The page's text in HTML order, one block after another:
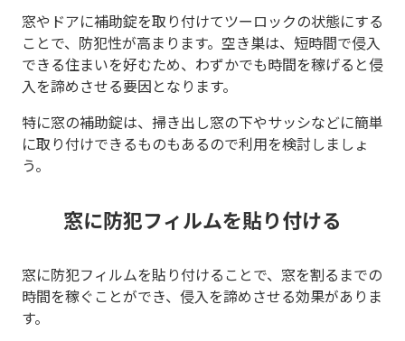
窓やドアに補助錠を取り付けてツーロックの状態にする
ことで、防犯性が高まります。空き巣は、短時間で侵入
できる住まいを好むため、わずかでも時間を稼げると侵
入を諦めさせる要因となります。
特に窓の補助錠は、掃き出し窓の下やサッシなどに簡単
に取り付けできるものもあるので利用を検討しましょ
う。
窓に防犯フィルムを貼り付ける
窓に防犯フィルムを貼り付けることで、窓を割るまでの
時間を稼ぐことができ、侵入を諦めさせる効果がありま
す。